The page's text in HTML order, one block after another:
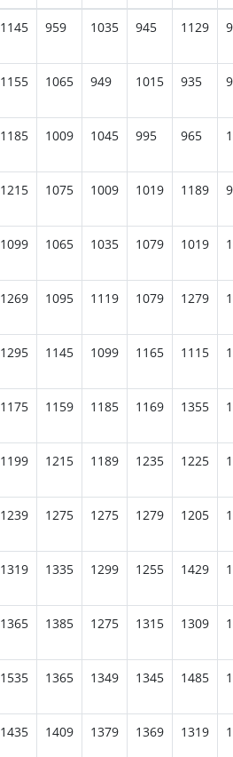
1145 959 1035 945 1129
1155 1065 949 1015 935
1185 1009 1045 995 965
1215 1075 1009 1019 1189
1099 1065 1035 1079 1019
1269 1095 1119 1079 1279
1295 1145 1099 1165 1115
1175 1159 1185 1169 1355
1199 1215 1189 1235 1225
1239 1275 1275 1279 1205
1319 1335 1299 1255 1429
1365 1385 1275 1315 1309
1535 1365 1349 1345 1485
1435 1409 1379 1369 1319